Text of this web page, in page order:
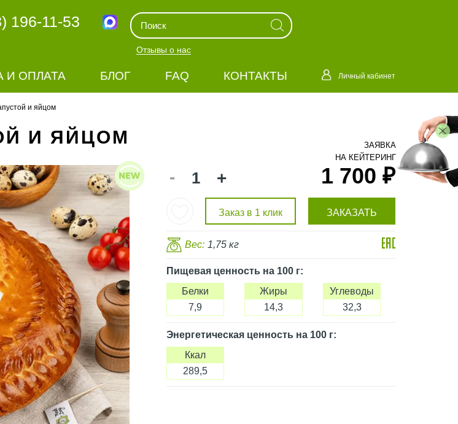
196-11-53
Отзывы о нас
И ОПЛАТА БЛОГ FAQ КОНТАКТЫ Личный кабинет
и яйцом
И ЯЙЦОМ
- + 1 700 ₽
Заказ в 1 клик ЗАКАЗАТЬ
Вес: 1,75 кг
Пищевая ценностьна 100 г:
Белки
7,9
Жиры
14,3
Углеводы
32,3
Энергетическая ценностьна 100 г:
Ккал
289,5
ЗАЯВКА
НА КЕЙТЕРИНГ